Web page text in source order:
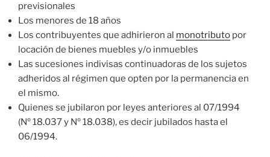
previsionales
Los menores de 18 años
Los contribuyentes que adhirieron al monotributo por
locación de bienes muebles y/o inmuebles
Las sucesiones indivisas continuadoras de los sujetos
adheridos al régimen que opten por la permanencia en
el mismo.
Quienes se jubilaron por leyes anteriores al 07/1994
(Nº 18.037 y Nº 18.038), es decir jubilados hasta el
06/1994.